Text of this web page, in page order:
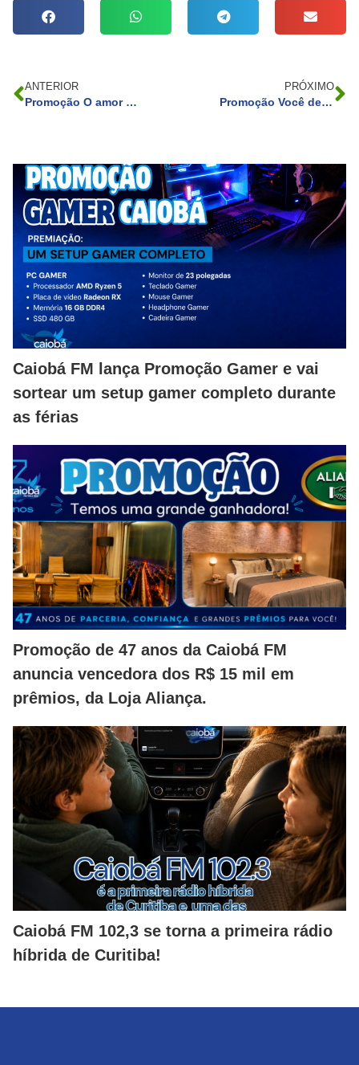
ANTERIOR
Promoção O amor está no ar
PRÓXIMO
Promoção Você de Óculos de Sol
Caiobá FM lança Promoção Gamer e vai
sortear um setup gamer completo durante
as férias
Promoção de 47 anos da Caiobá FM
anuncia vencedora dos R$ 15 mil em
prêmios, da Loja Aliança.
Caiobá FM 102,3 se torna a primeira rádio
híbrida de Curitiba!